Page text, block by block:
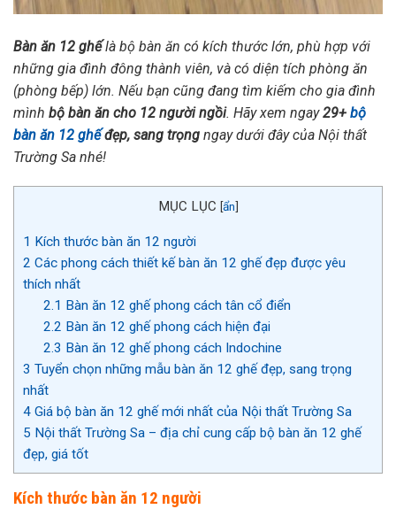
Bàn ăn 12 ghếlà bộ bàn ăn có kích thước lớn, phù hợp với
những gia đình đông thành viên, và có diện tích phòng ăn
(phòng bếp) lớn. Nếu bạn cũng đang tìm kiếm cho gia đình
mình bộ bàn ăn cho 12 người ngồi. Hãy xem ngay29+ bộ
bàn ăn 12 ghếđẹp, sang trọng ngay dưới đây của Nội thất
Trường Sa nhé!
MỤC LỤC [ẩn]
1 Kích thước bàn ăn 12 người
2 Các phong cách thiết kế bàn ăn 12 ghế đẹp được yêu
thích nhất
2.1 Bàn ăn 12 ghế phong cách tân cổ điển
2.2 Bàn ăn 12 ghế phong cách hiện đại
2.3 Bàn ăn 12 ghế phong cách Indochine
3 Tuyển chọn những mẫu bàn ăn 12 ghế đẹp, sang trọng
nhất
4 Giá bộ bàn ăn 12 ghế mới nhất của Nội thất Trường Sa
5 Nội thất Trường Sa – địa chỉ cung cấp bộ bàn ăn 12 ghế
đẹp, giá tốt
Kích thước bàn ăn 12 người